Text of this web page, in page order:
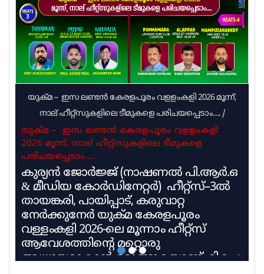
ഇതുമായി ബന്ധപ്പെട്ട നടപടി
പുരോഗമിക്കുന്നുവെന്നാണ് വിദ്യാഭ്യാസ വകുപ്പില്‍
നിന്ന് ലഭിക്കുന്ന വിവരം
യുക്മ – ഇസ ലണ്ടൻ കേരളപൂരം വളളംകളി 2026 മൂന്ന്,
നാല് ഹീറ്റ്സുകളിലെ ടീമുകളെ പരിചയപ്പെടാം…. /
യുക്മ – ഇസ ലണ്ടൻ കേരളപൂരം വളളംകളി
2026 മൂന്ന്, നാല് ഹീറ്റ്സുകളിലെ ടീമുകളെ
പരിചയപ്പെടാം….
കുര്യൻ ജോർജ്ജ് (നാഷണൽ പി.ആർ.ഒ
& മീഡിയ കോർഡിനേറ്റർ) ഹീറ്റ്സ്–3ൽ
തായങ്കരി, പായിപ്പാട്, കരുവാറ്റ
നേർക്കുനേർ യുക്മ കേരളപൂരം
വള്ളംകളി 2026-ലെ മൂന്നാം ഹീറ്റ്സ്
ആവേശത്തിന്റെ മറ്റൊരു
അധ്യായമാകാൻ ഒരുങ്ങുകയാണ്. മികച്ച